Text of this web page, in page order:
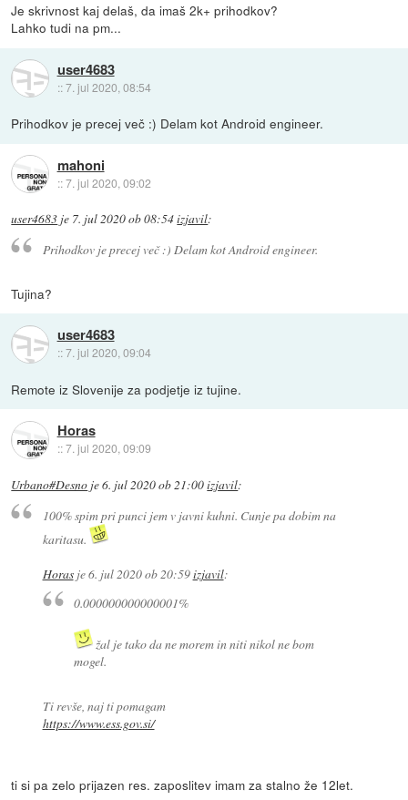
Je skrivnost kaj delaš, da imaš 2k+ prihodkov?
Lahko tudi na pm...
user4683
::7. jul 2020, 08:54
Prihodkov je precej več :) Delam kot Android engineer.
mahoni
::7. jul 2020, 09:02
user4683 je 7. jul 2020 ob 08:54izjavil:
Prihodkov je precej več :) Delam kot Android engineer.
Tujina?
user4683
::7. jul 2020, 09:04
Remote iz Slovenije za podjetje iz tujine.
Horas
::7. jul 2020, 09:09
Urbano#Desno je6. jul 2020 ob 21:00izjavil:
100% spim pri punci jem v javni kuhni. Cunje pa dobim na
karitasu.
Horasje6. jul 2020 ob 20:59izjavil:
0.000000000000001%
žal je tako da ne morem in niti nikol ne bom
mogel.
Ti revše, naj ti pomagam
https://www.ess.gov.si/
ti si pa zelo prijazen res. zaposlitev imam za stalno že 12let.